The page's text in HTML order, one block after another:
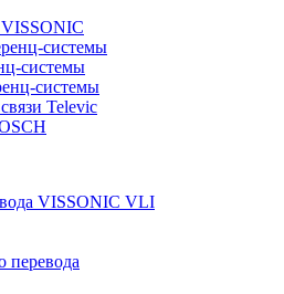
системы
системы
системы
Televic
VISSONIC VLI
перевода